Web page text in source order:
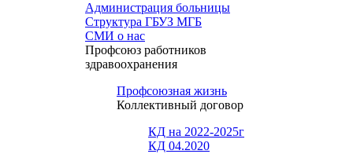
Администрация больницы
Структура ГБУЗ МГБ
СМИ о нас
Профсоюз работников
здравоохранения
Профсоюзная жизнь
Коллективный договор
КД на 2022-2025г
КД 04.2020